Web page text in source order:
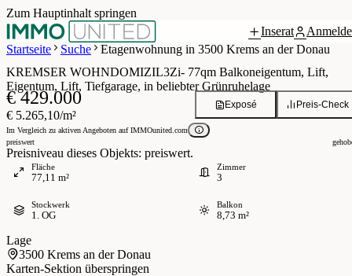
Zum Hauptinhalt springen
Inserat
Startseite
Suche Etagenwohnung in 3500 Krems an der Donau
/ 10
KREMSER WOHNDOMIZIL3Zi- 77qm Balkoneigentum, Lift,
Eigentum, Lift, Tiefgarage, in beliebter Grünruhelage
€ 429.000
€ 5.265,10/m²
Im Vergleich zu aktiven Angeboten auf IMMOunited.com
preiswert
Preisniveau dieses Objekts: preiswert.
Preis-Check
Exposé
Fläche
77,11 m²
Zimmer
3
Stockwerk
1. OG
Balkon
8,73 m²
Lage
3500 Krems an der Donau
Karten-Sektion überspringen